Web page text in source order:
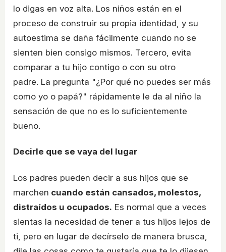
lo digas en voz alta. Los niños están en el
proceso de construir su propia identidad, y su
autoestima se daña fácilmente cuando no se
sienten bien consigo mismos. Tercero, evita
comparar a tu hijo contigo o con su otro
padre. La pregunta "¿Por qué no puedes ser más
como yo o papá?" rápidamente le da al niño la
sensación de que no es lo suficientemente
bueno.
Decirle que se vaya del lugar
Los padres pueden decir a sus hijos que se
marchen cuando están cansados, molestos,
distraídos u ocupados. Es normal que a veces
sientas la necesidad de tener a tus hijos lejos de
ti, pero en lugar de decírselo de manera brusca,